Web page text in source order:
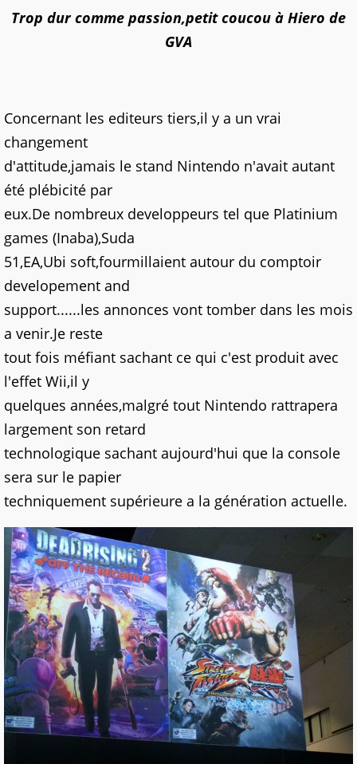
Trop dur comme passion,petit coucou à Hiero de
GVA
Concernant les editeurs tiers,il y a un vrai
changement
d'attitude,jamais le stand Nintendo n'avait autant
été plébicité par
eux.De nombreux developpeurs tel que Platinium
games (Inaba),Suda
51,EA,Ubi soft,fourmillaient autour du comptoir
developement and
support......les annonces vont tomber dans les mois
a venir.Je reste
tout fois méfiant sachant ce qui c'est produit avec
l'effet Wii,il y
quelques années,malgré tout Nintendo rattrapera
largement son retard
technologique sachant aujourd'hui que la console
sera sur le papier
techniquement supérieure a la génération actuelle.